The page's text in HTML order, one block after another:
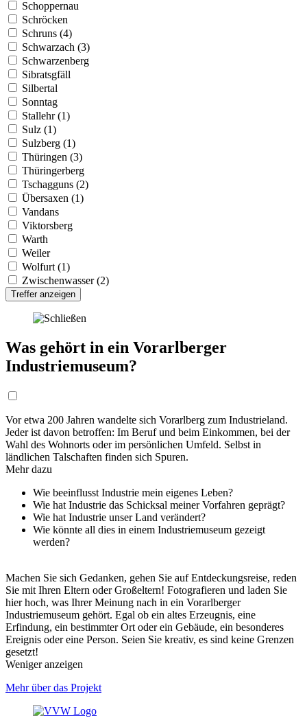
Schoppernau
Schröcken
Schruns (4)
Schwarzach (3)
Schwarzenberg
Sibratsgfäll
Silbertal
Sonntag
Stallehr (1)
Sulz (1)
Sulzberg (1)
Thüringen (3)
Thüringerberg
Tschagguns (2)
Übersaxen (1)
Vandans
Viktorsberg
Warth
Weiler
Wolfurt (1)
Zwischenwasser (2)
Treffer anzeigen
Was gehört in ein Vorarlberger
Industriemuseum?
Vor etwa 200 Jahren wandelte sich Vorarlberg zum Industrieland.
Jeder ist davon betroffen: Im Beruf und beim Einkommen, bei der
Wahl des Wohnorts oder im persönlichen Umfeld. Selbst in
ländlichen Talschaften finden sich Spuren.
Mehr dazu
Wie beeinflusst Industrie mein eigenes Leben?
Wie hat Industrie das Schicksal meiner Vorfahren geprägt?
Wie hat Industrie unser Land verändert?
Wie könnte all dies in einem Industriemuseum gezeigt
werden?
Machen Sie sich Gedanken, gehen Sie auf Entdeckungsreise, reden
Sie mit Ihren Eltern oder Großeltern! Fotografieren und laden Sie
hier hoch, was Ihrer Meinung nach in ein Vorarlberger
Industriemuseum gehört. Egal ob ein altes Erzeugnis, eine
Erfindung, ein bestimmter Ort oder ein Gebäude, ein besonderes
Ereignis oder eine Person. Seien Sie kreativ, es sind keine Grenzen
gesetzt!
Weniger anzeigen
Mehr über das Projekt